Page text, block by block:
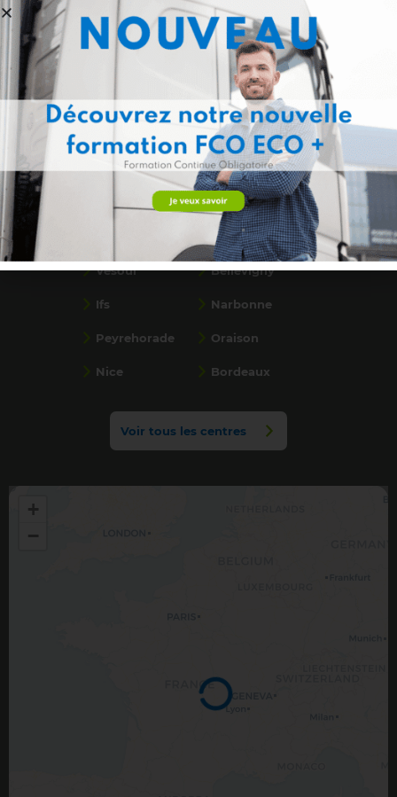
Formations par ville
Saint-Paul, La
Réunion
Ancenis Calais
Dunkerque Saint-Priest
Bondues
Vesoul Bellevigny
Ifs Narbonne
Peyrehorade Oraison
Nice Bordeaux
Voir tous les centres
+
−